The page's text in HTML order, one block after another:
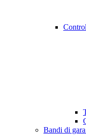
Bandi di